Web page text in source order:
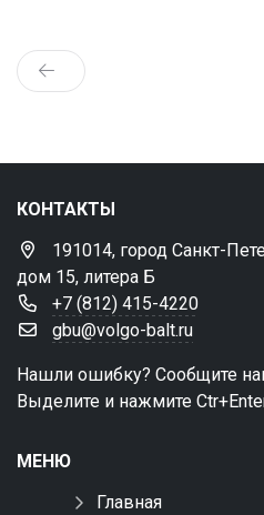
КОНТАКТЫ
191014, город Санкт-
дом 15, литера Б
+7 (812) 415-4220
gbu@volgo-balt.ru
Нашли ошибку? Сообщите
Выделите и нажмите
МЕНЮ
Главная